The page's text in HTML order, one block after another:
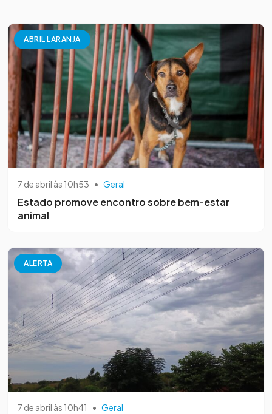
ABRIL LARANJA
7 de abril às 10h53 • Geral
Estado promove encontro sobre bem-estar
animal
ALERTA
7 de abril às 10h41 • Geral